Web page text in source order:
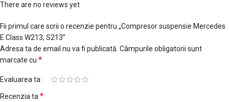
There are no reviews yet
Fii primul care scrii o recenzie pentru „Compresor suspensie Mercedes
E Class W213, S213”
Adresa ta de email nu va fi publicată. Câmpurile obligatorii sunt
marcate cu *
Evaluarea ta
Recenzia ta*